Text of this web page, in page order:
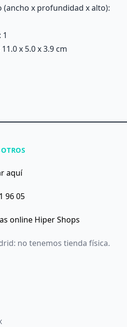
x profundidad x alto):
x 5.0 x 3.9 cm
aquí
96 05
online Hiper Shops
no tenemos tienda física.